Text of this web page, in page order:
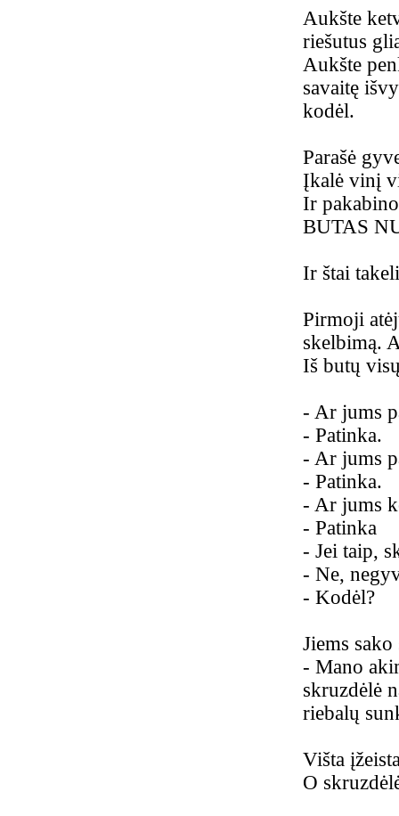
Aukšte
riešutus
Aukšte
savaitę
kodėl.
Parašė
Įkalė vinį
Ir
BUTAS
Ir štai
Pirmoji
skelbimą.
Iš butų
- Ar jums
- Patinka.
- Ar jums
- Patinka.
- Ar jums
- Patinka
- Jei taip,
- Ne,
- Kodėl?
Jiems
- Mano
skruzdėlė
riebalų
Višta
O